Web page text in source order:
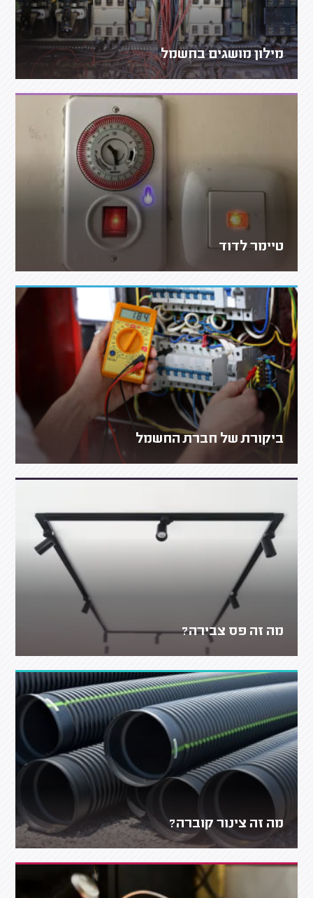
מילון מושגים בחשמל
טיימר לדוד
ביקורת של חברת החשמל
מה זה פס צבירה?
מה זה צינור קוברה?